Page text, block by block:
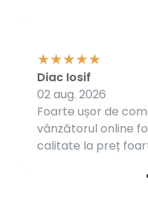
Foarte ușor de
vânzătorul online
calitate la preț
Diac Iosif
02 aug. 2026